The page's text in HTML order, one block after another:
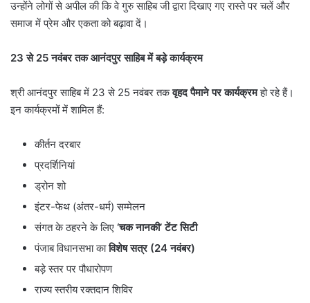
उन्होंने लोगों से अपील की कि वे गुरु साहिब जी द्वारा दिखाए गए रास्ते पर चलें और
समाज में प्रेम और एकता को बढ़ावा दें।
23से 25नवंबर तक आनंदपुर साहिब में बड़े कार्यक्रम
श्री आनंदपुर साहिब में 23 से 25 नवंबर तकवृहद पैमाने पर कार्यक्रमहो रहे हैं।
इन कार्यक्रमों में शामिल हैं:
कीर्तन दरबार
प्रदर्शिनियां
ड्रोन शो
इंटर-फेथ (अंतर-धर्म) सम्मेलन
संगत के ठहरने के लिए ‘चक नानकी’टेंट सिटी
पंजाब विधानसभा काविशेष सत्र (24नवंबर)
बड़े स्तर पर पौधारोपण
राज्य स्तरीय रक्तदान शिविर